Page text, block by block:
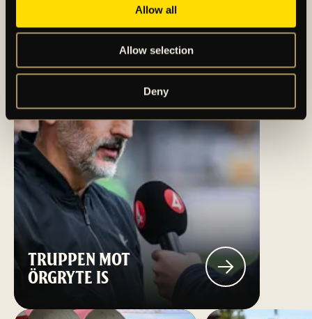
Allow all
Allow selection
Deny
TRUPPEN MOT
ÖRGRYTE IS